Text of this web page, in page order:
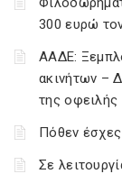
300 ευρώ
ΑΑΔΕ:
ακινήτων –
της οφειλής
Πόθεν
Σε